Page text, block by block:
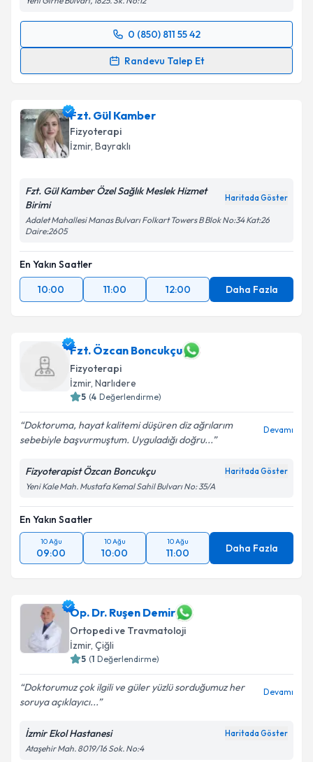
0 (850) 811 55 42
Randevu Talep Et
Randevu Takvimi Talebi
takvim hazırlandığında e-posta ile bilgilendireceğiz.
E-posta Adresiniz
Metni'ni okudum ve kişisel verilerimin belirtilen
Takvim Talebini Gönder
Fzt. Gül Kamber
Fizyoterapi
İzmir, Bayraklı
Fzt. Gül Kamber Özel Sağlık Meslek Hizmet
Birimi
Haritada Göster
Adalet Mahallesi Manas Bulvarı Folkart Towers B Blok No:34 Kat:26
Daire:2605
En Yakın Saatler
10:00
11:00 12:00 Daha Fazla
Fzt. Özcan Boncukçu
Fizyoterapi
İzmir, Narlıdere
5 (4 Değerlendirme)
Doktoruma, hayat kalitemi düşüren diz ağrılarım
sebebiyle başvurmuştum. Uyguladığı doğru...
Devamı
Fizyoterapist Özcan Boncukçu Haritada Göster
Yeni Kale Mah. Mustafa Kemal Sahil Bulvarı No: 35/A
En Yakın Saatler
10 Ağu
09:00
10 Ağu
10:00
10 Ağu
11:00 Daha Fazla
Op. Dr. Ruşen Demir
Ortopedi ve Travmatoloji
İzmir, Çiğli
5 (1 Değerlendirme)
Doktorumuz çok ilgili ve güler yüzlü sorduğumuz her
soruya açıklayıcı...
Devamı
İzmir Ekol Hastanesi Haritada Göster
Ataşehir Mah. 8019/16 Sok. No:4